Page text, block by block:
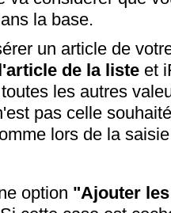
la base.
un article de
de la liste et
les autres
pas celle
lors de la
option "Ajouter